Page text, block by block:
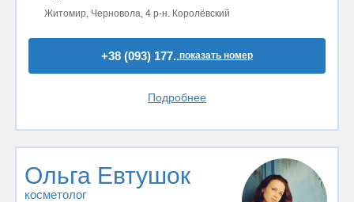
Житомир, Черновола, 4 р-н. Королёвский
+38 (093) 177..показать номер
Подробнее
Ольга Евтушок
косметолог